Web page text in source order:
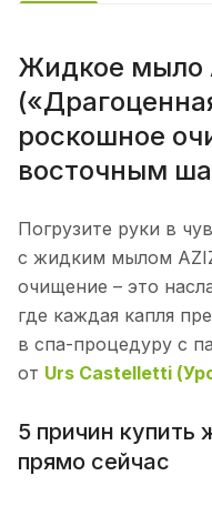
Жидкое мыло
роскошное
восточным
Погрузите руки в
с жидким мылом
очищение – это
где каждая капля
в спа-процедуру с
от Urs Castelletti
5 причин
прямо сейчас